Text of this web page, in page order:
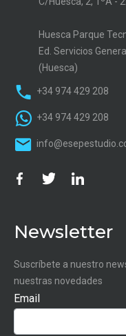
Huesca Parque
Ed. Servicios
(Huesca)
+34 974 429 208
+34 974 429 208
Newsletter
Suscríbete a nuestro
nuestras novedades
Email